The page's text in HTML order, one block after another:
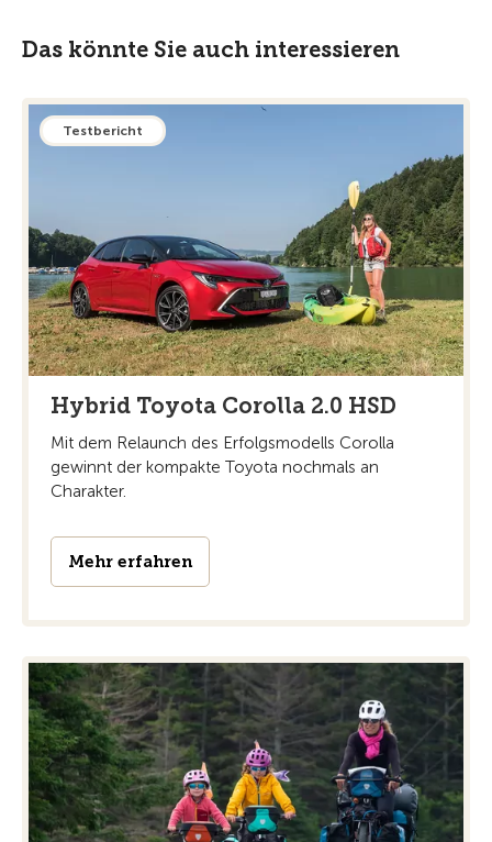
Das könnte Sie auch interessieren
Testbericht
Hybrid Toyota Corolla 2.0 HSD
Mit dem Relaunch des Erfolgsmodells Corolla
gewinnt der kompakte Toyota nochmals an
Charakter.
Mehr erfahren